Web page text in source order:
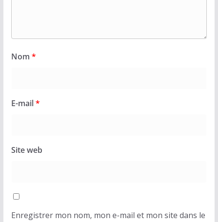
Nom *
E-mail*
Site web
Enregistrer mon nom, mon e-mail et mon site dans le